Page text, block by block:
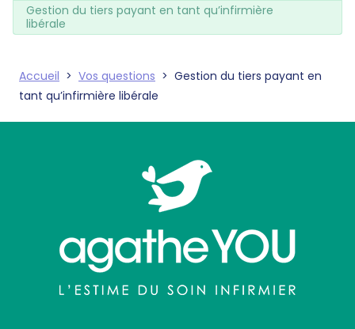
Gestion du tiers payant en tant qu’infirmière
libérale
Accueil > Vos questions > Gestion du tiers payant en
tant qu’infirmière libérale